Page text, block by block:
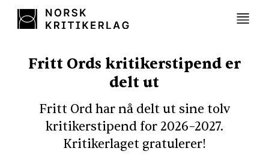
Fritt Ords kritikerstipend er
delt ut
Fritt Ord har nå delt ut sine tolv
kritikerstipend for 2026–2027.
Kritikerlaget gratulerer!